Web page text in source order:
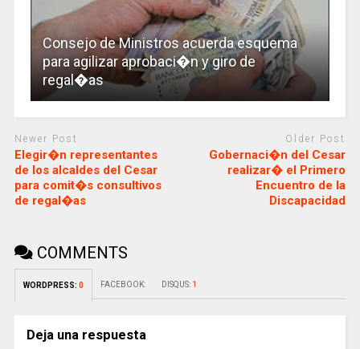
Consejo de Ministros acuerda esquema
para agilizar aprobaci�n y giro de
regal�as
Newer Post
Elegir�n representantes
de los alcaldes del Cesar
para comit�s consultivos
de regal�as
Older Post
Gobernaci�n del Cesar
realizar� el Primero
Encuentro de la
Discapacidad
COMMENTS
WORDPRESS: 0 FACEBOOK: DISQUS: 1
Deja una respuesta